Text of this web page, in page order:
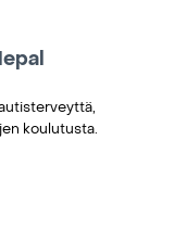
koulutusta.